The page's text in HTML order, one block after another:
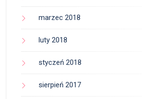
marzec 2018
luty 2018
styczeń 2018
sierpień 2017